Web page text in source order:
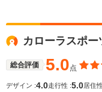
カローラスポ
総合評価 5.0 点
デザイン :4.0走行性 :5.0居住